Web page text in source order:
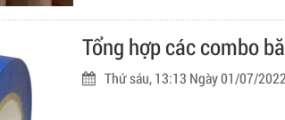
Tổng hợp các combo
Thứ sáu, 13:13 Ngày 01/07/2022